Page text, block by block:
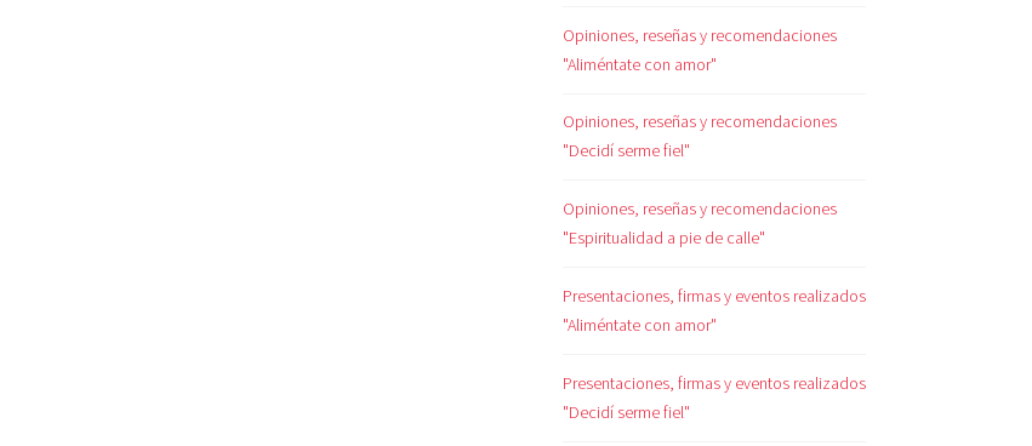
Opiniones, reseñas y recomendaciones
"Aliméntate con amor"
Opiniones, reseñas y recomendaciones
"Decidí serme fiel"
Opiniones, reseñas y recomendaciones
"Espiritualidad a pie de calle"
Presentaciones, firmas y eventos realizados
"Aliméntate con amor"
Presentaciones, firmas y eventos realizados
"Decidí serme fiel"